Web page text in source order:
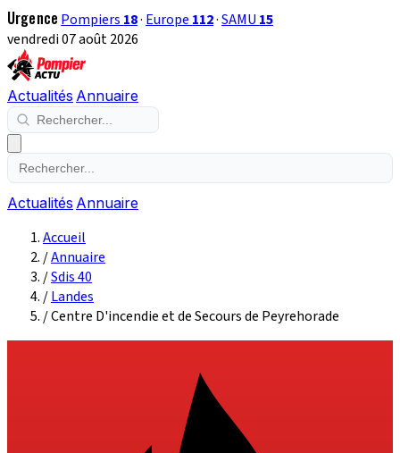
Urgence Pompiers 18· Europe 112·SAMU 15
vendredi 07 août 2026
Actualités Annuaire
Actualités Annuaire
Accueil
/Annuaire
/Sdis 40
/Landes
/Centre D'incendie et de Secours de Peyrehorade